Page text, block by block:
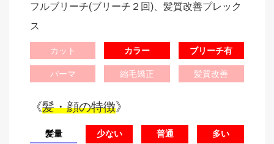
フルブリーチ(ブリーチ２回)、髪質改善プレック
ス
カット カラー ブリーチ有
パーマ 縮毛矯正 髪質改善
《髪・顔の特徴》
髪量 少ない 普通 多い